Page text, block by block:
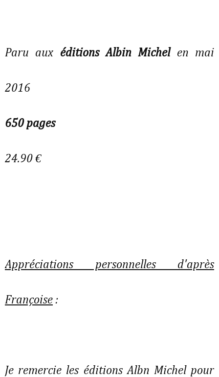
Paru aux éditions Albin Michelen mai
2016
650 pages
24.90 €
Appréciations personnelles d'après
Françoise :
Je remercie les éditions Albn Michel pour